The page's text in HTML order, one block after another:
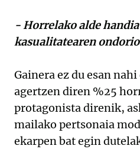
- Horrelako alde handia
kasualitatearen
Gainera ez du esan
agertzen diren %25
protagonista direnik,
mailako pertsonaia
ekarpen bat egin